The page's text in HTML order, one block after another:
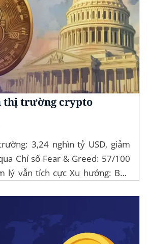
thị trường crypto
3,24 nghìn tỷ USD, giảm
Chỉ số Fear & Greed: 57/100
lý vẫn tích cực Xu hướng: BTC